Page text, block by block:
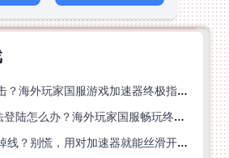
印度怎么玩全民突击？海外玩家国服游戏加速器终极指南（附原神延迟优化+精灵之境加速器选择）
300大作战国外无法登陆怎么办？海外玩家国服畅玩终极指南（附实测推荐）
非洲玩蛋仔派对总掉线？别慌，用对加速器就能丝滑开跑！